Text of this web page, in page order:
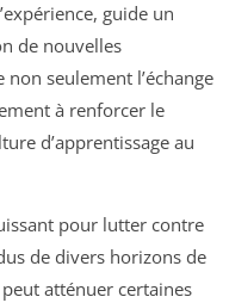
guide un
de nouvelles
seulement l’échange
à renforcer le
d’apprentissage au
pour lutter contre
de divers horizons de
atténuer certaines